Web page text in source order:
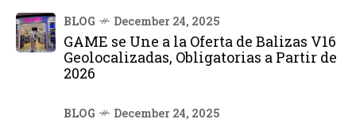
BLOG December 24, 2025
GAME se Une a la Oferta de Balizas V16
Geolocalizadas, Obligatorias a Partir de
2026
BLOG December 24, 2025